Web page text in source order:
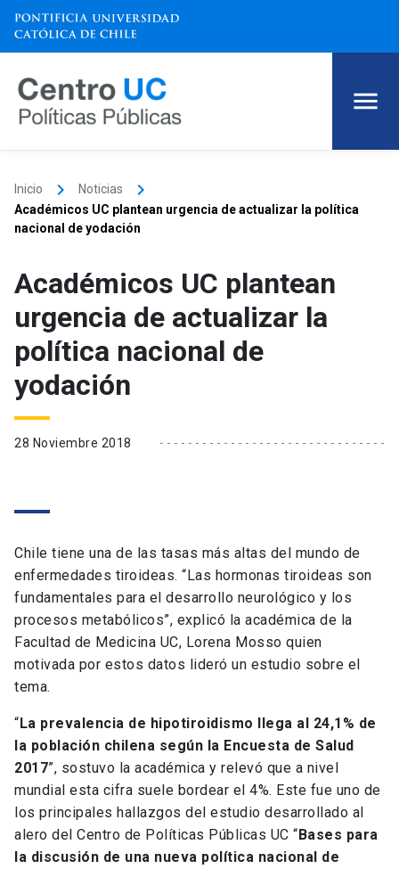
Inicio keyboard_arrow_right Noticias keyboard_arrow_right
Académicos UC plantean urgencia de actualizar la política
nacional de yodación
Académicos UC plantean
urgencia de actualizar la
política nacional de
yodación
28 Noviembre 2018
Chile tiene una de las tasas más altas del mundo de
enfermedades tiroideas. “Las hormonas tiroideas son
fundamentales para el desarrollo neurológico y los
procesos metabólicos”, explicó la académica de la
Facultad de Medicina UC, Lorena Mosso quien
motivada por estos datos lideró un estudio sobre el
tema.
“La prevalencia de hipotiroidismo llega al 24,1% de
la población chilena según la Encuesta de Salud
2017”, sostuvo la académica y relevó que a nivel
mundial esta cifra suele bordear el 4%. Este fue uno de
los principales hallazgos del estudio desarrollado al
alero del Centro de Políticas Públicas UC “Bases para
la discusión de una nueva política nacional de